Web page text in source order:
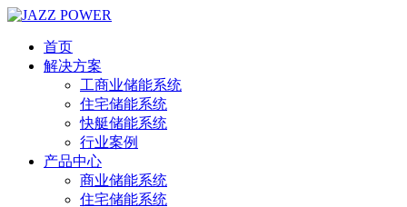
首页
解决方案
工商业储能系统
住宅储能系统
快艇储能系统
行业案例
产品中心
商业储能系统
住宅储能系统